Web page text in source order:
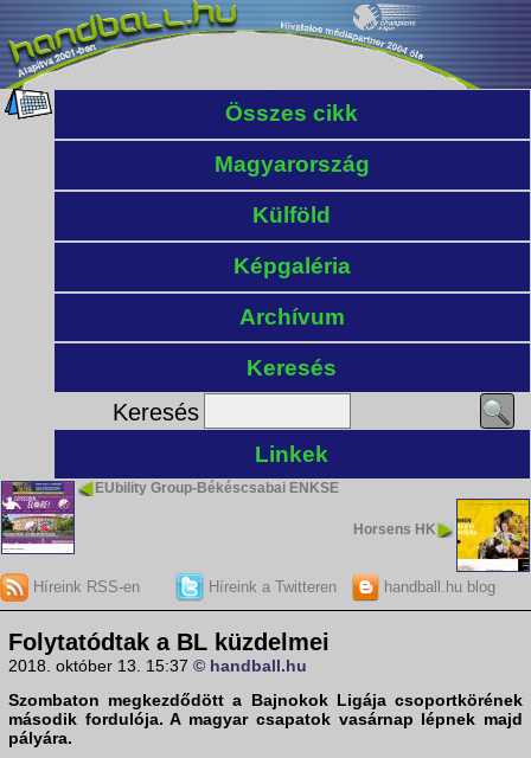
Összes cikk
Magyarország
Külföld
Képgaléria
Archívum
Keresés
Keresés
Linkek
EUbility Group-Békéscsabai ENKSE
Horsens HK
Híreink RSS-en Híreink a Twitteren handball.hu blog
Folytatódtak a BL küzdelmei
2018. október 13. 15:37 © handball.hu
Szombaton megkezdődött a Bajnokok Ligája csoportkörének
második fordulója. A magyar csapatok vasárnap lépnek majd
pályára.